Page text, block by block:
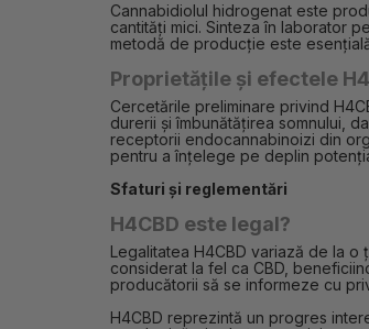
Cannabidiolul hidrogenat este
cantități mici. Sinteza în laborator
metodă de producție este
Proprietățile și efectele
Cercetările preliminare privind
durerii și îmbunătățirea somnului,
receptorii endocannabinoizi din
pentru a înțelege pe deplin
Sfaturi și reglementări
H4CBD este legal?
Legalitatea H4CBD variază de la
considerat la fel ca CBD,
producătorii să se informeze cu
H4CBD reprezintă un progres